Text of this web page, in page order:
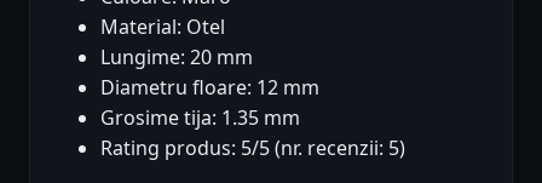
Material: Otel
Lungime: 20 mm
Diametru floare: 12 mm
Grosime tija: 1.35 mm
Rating produs: 5/5 (nr. recenzii: 5)